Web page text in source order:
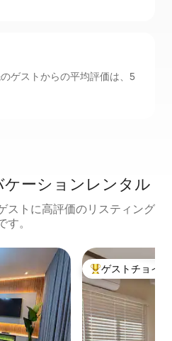
ゲストからの平均評価は、5
ーションレンタル
ストに高評価のリスティング
す。
。 大好評のゲスト
ゲストチョイス